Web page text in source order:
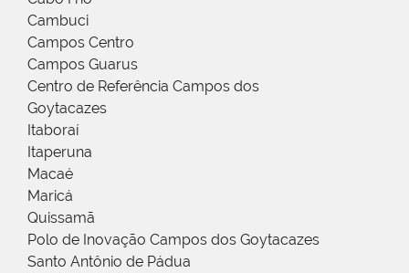
Cambuci
Campos Centro
Campos Guarus
Centro de Referência Campos dos
Goytacazes
Itaboraí
Itaperuna
Macaé
Maricá
Quissamã
Polo de Inovação Campos dos Goytacazes
Santo Antônio de Pádua